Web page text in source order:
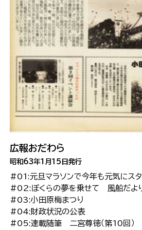
広報おだわら
昭和63年1月15日発行
#01:元旦マラソンで今年も元気にスタ
#02:ぼくらの夢を乗せて 風船だよ
#03:小田原梅まつり
#04:財政状況の公表
#05:連載随筆 二宮尊徳（第10回）